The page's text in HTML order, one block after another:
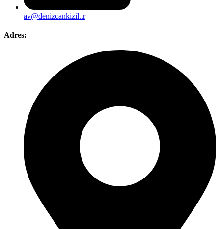
av@denizcankizil.tr
Adres: